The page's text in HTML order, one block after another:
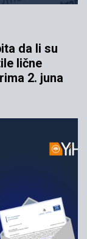
da li su
lične
2. juna